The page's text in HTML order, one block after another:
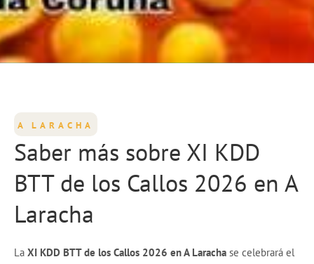
A LARACHA
Saber más sobre XI KDD
BTT de los Callos 2026 en A
Laracha
La XI KDD BTT de los Callos 2026 en A Laracha se celebrará el